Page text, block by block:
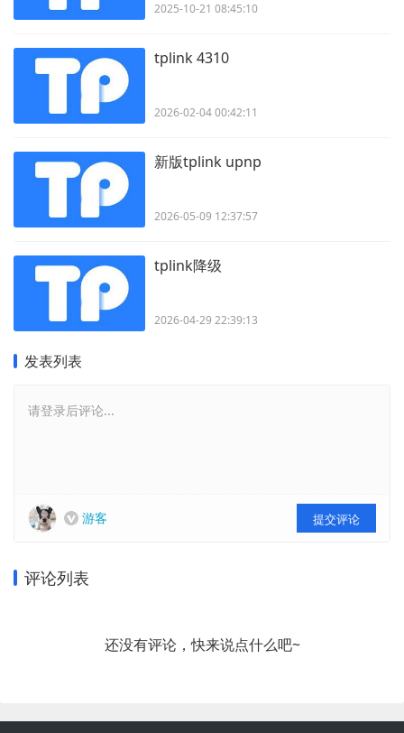
2025-10-21 08:45:10
tplink 4310
2026-02-04 00:42:11
新版tplink upnp
2026-05-09 12:37:57
tplink降级
2026-04-29 22:39:13
发表列表
请登录后评论...
游客 提交评论
评论列表
还没有评论，快来说点什么吧~